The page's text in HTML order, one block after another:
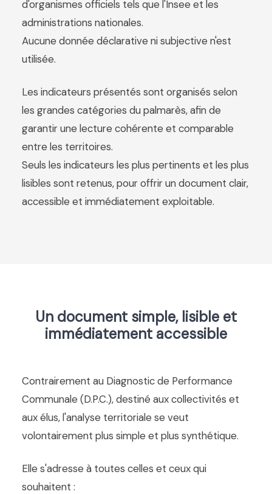
d'organismes officiels tels que l'Insee et les
administrations nationales.
Aucune donnée déclarative ni subjective n'est
utilisée.
Les indicateurs présentés sont organisés selon
les grandes catégories du palmarès, afin de
garantir une lecture cohérente et comparable
entre les territoires.
Seuls les indicateurs les plus pertinents et les plus
lisibles sont retenus, pour offrir un document clair,
accessible et immédiatement exploitable.
Un document simple, lisible et
immédiatement accessible
Contrairement au Diagnostic de Performance
Communale (D.P.C.), destiné aux collectivités et
aux élus, l'analyse territoriale se veut
volontairement plus simple et plus synthétique.
Elle s'adresse à toutes celles et ceux qui
souhaitent :